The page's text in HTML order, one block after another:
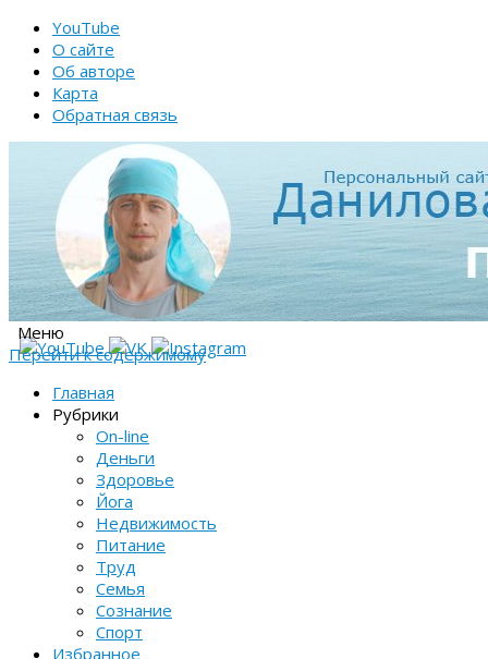
YouTube
О сайте
Об авторе
Карта
Обратная связь
Меню
Перейти к содержимому
Главная
Рубрики
On-line
Деньги
Здоровье
Йога
Недвижимость
Питание
Труд
Семья
Сознание
Спорт
Избранное